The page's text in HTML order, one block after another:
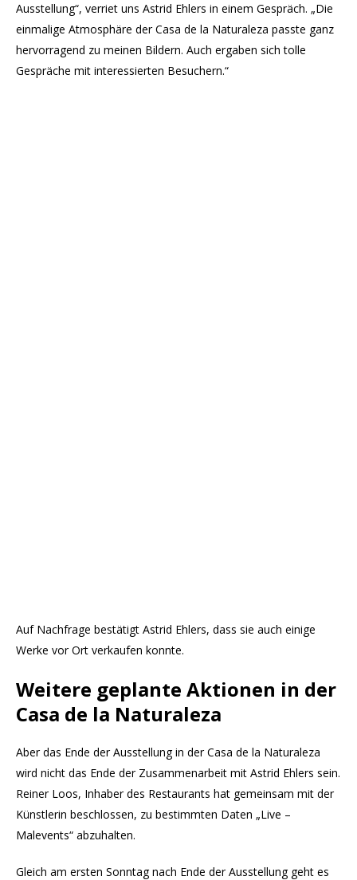
Ausstellung“, verriet uns Astrid Ehlers in einem Gespräch. „Die
einmalige Atmosphäre der Casa de la Naturaleza passte ganz
hervorragend zu meinen Bildern. Auch ergaben sich tolle
Gespräche mit interessierten Besuchern.“
Auf Nachfrage bestätigt Astrid Ehlers, dass sie auch einige
Werke vor Ort verkaufen konnte.
Weitere geplante Aktionen in der
Casa de la Naturaleza
Aber das Ende der Ausstellung in der Casa de la Naturaleza
wird nicht das Ende der Zusammenarbeit mit Astrid Ehlers sein.
Reiner Loos, Inhaber des Restaurants hat gemeinsam mit der
Künstlerin beschlossen, zu bestimmten Daten „Live –
Malevents“ abzuhalten.
Gleich am ersten Sonntag nach Ende der Ausstellung geht es